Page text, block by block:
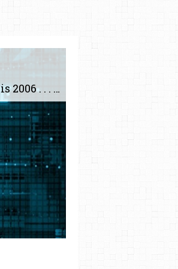
Le plus gros site de philosophie de France ! ABONNEZ-VOUS ! 4115 Articles, 1634 abonné·e·s, depuis 2006 . . . . . . . . 2 852 214 pages vues jusqu'à présent. Prestance et être apte à un plus grand nombre de choses.